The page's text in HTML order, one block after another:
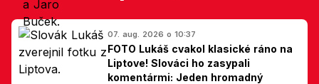
07. aug. 2026 o 10:37
FOTO Lukáš cvakol klasické ráno na
Liptove! Slováci ho zasypali
komentármi: Jeden hromadný